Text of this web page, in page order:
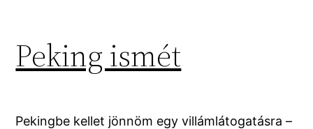
Peking ismét
Pekingbe kellet jönnöm egy villámlátogatásra –